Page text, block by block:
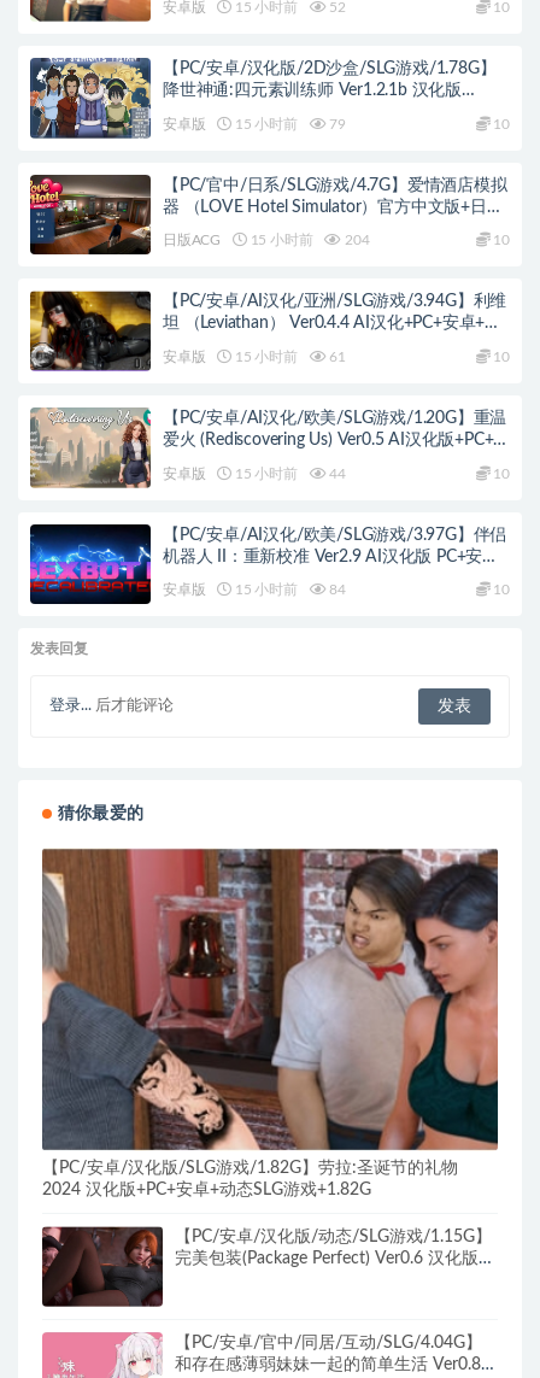
安卓版 15 小时前 52 10
【PC/安卓/汉化版/2D沙盒/SLG游戏/1.78G】
降世神通:四元素训练师 Ver1.2.1b 汉化版
安卓版 15 小时前 79 10
【PC/官中/日系/SLG游戏/4.7G】爱情酒店模拟
器 （LOVE Hotel Simulator）官方中文版+日系
SLG游戏+4.7G
日版ACG 15 小时前 204 10
【PC/安卓/AI汉化/亚洲/SLG游戏/3.94G】利维
坦 （Leviathan） Ver0.4.4 AI汉化+PC+安卓+亚
安卓版 15 小时前 61 10
【PC/安卓/AI汉化/欧美/SLG游戏/1.20G】重温
爱火 (Rediscovering Us) Ver0.5 AI汉化版+PC+安
安卓版 15 小时前 44 10
【PC/安卓/AI汉化/欧美/SLG游戏/3.97G】伴侣
机器人 II：重新校准 Ver2.9 AI汉化版 PC+安卓
安卓版 15 小时前 84 10
发表回复
登录... 后才能评论
猜你最爱的
【PC/安卓/汉化版/SLG游戏/1.82G】劳拉:圣诞节的礼物
2024 汉化版+PC+安卓+动态SLG游戏+1.82G
【PC/安卓/汉化版/动态/SLG游戏/1.15G】
完美包装(Package Perfect) Ver0.6 汉化版
【PC/安卓/官中/同居/互动/SLG/4.04G】
和存在感薄弱妹妹一起的简单生活 Ver0.80